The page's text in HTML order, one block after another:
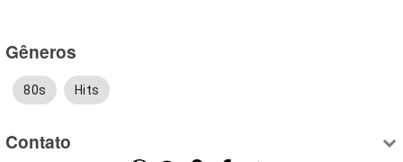
Gêneros
80s Hits
Contato